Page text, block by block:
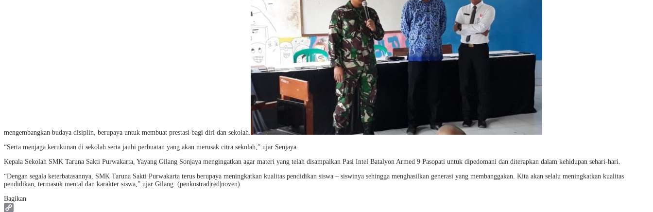
mengembangkan budaya disiplin, berupaya untuk membuat prestasi bagi diri dan sekolah.
“Serta menjaga kerukunan di sekolah serta jauhi perbuatan yang akan merusak citra sekolah,” ujar Senjaya.
Kepala Sekolah SMK Taruna Sakti Purwakarta, Yayang Gilang Sonjaya mengingatkan agar materi yang telah disampaikan Pasi Intel Batalyon Armed 9 Pasopati untuk dipedomani dan diterapkan dalam kehidupan sehari-hari.
“Dengan segala keterbatasannya, SMK Taruna Sakti Purwakarta terus berupaya meningkatkan kualitas pendidikan siswa – siswinya sehingga menghasilkan generasi yang membanggakan. Kita akan selalu meningkatkan kualitas
pendidikan, termasuk mental dan karakter siswa,” ujar Gilang. (penkostrad|red|noven)
Bagikan